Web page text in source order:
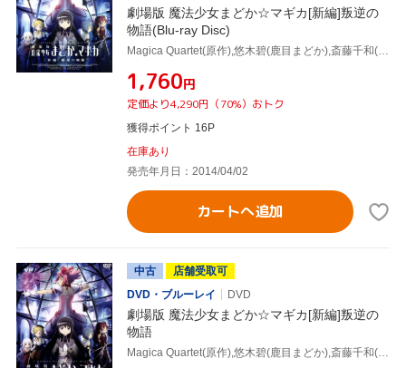
劇場版 魔法少女まどか☆マギカ[新編]叛逆の
物語(Blu-ray Disc)
Magica Quartet(原作),悠木碧(鹿目まどか),斎藤千和(暁美ほむら),水橋かおり(巴マミ),岸田隆宏(キャラクターデザイン),谷口淳一郎(キャラクターデザイン、総作画監督),梶浦由記(音楽)
¥1,760円
定価より4,290円（70%）おトク
獲得ポイント 16P
在庫あり
発売年月日：2014/04/02
カートへ追加
中古
店舗受取可
DVD・ブルーレイ
DVD
劇場版 魔法少女まどか☆マギカ[新編]叛逆の
物語
Magica Quartet(原作),悠木碧(鹿目まどか),斎藤千和(暁美ほむら),水橋かおり(巴マミ),岸田隆宏(キャラクターデザイン),谷口淳一郎(キャラクターデザイン、総作画監督),梶浦由記(音楽)